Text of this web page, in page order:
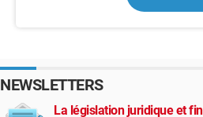
NEWSLETTERS
La législation juridique et